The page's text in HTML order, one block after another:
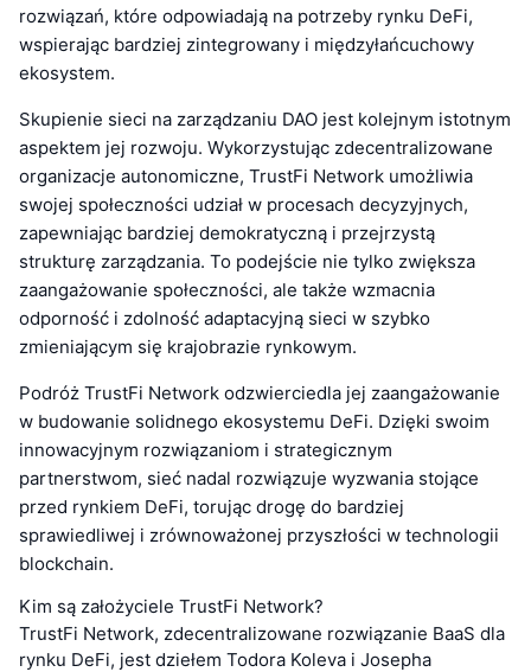
rozwiązań, które odpowiadają na potrzeby rynku DeFi,
wspierając bardziej zintegrowany i międzyłańcuchowy
ekosystem.
Skupienie sieci na zarządzaniu DAO jest kolejnym istotnym
aspektem jej rozwoju. Wykorzystując zdecentralizowane
organizacje autonomiczne, TrustFi Network umożliwia
swojej społeczności udział w procesach decyzyjnych,
zapewniając bardziej demokratyczną i przejrzystą
strukturę zarządzania. To podejście nie tylko zwiększa
zaangażowanie społeczności, ale także wzmacnia
odporność i zdolność adaptacyjną sieci w szybko
zmieniającym się krajobrazie rynkowym.
Podróż TrustFi Network odzwierciedla jej zaangażowanie
w budowanie solidnego ekosystemu DeFi. Dzięki swoim
innowacyjnym rozwiązaniom i strategicznym
partnerstwom, sieć nadal rozwiązuje wyzwania stojące
przed rynkiem DeFi, torując drogę do bardziej
sprawiedliwej i zrównoważonej przyszłości w technologii
blockchain.
Kim są założyciele TrustFi Network?
TrustFi Network, zdecentralizowane rozwiązanie BaaS dla
rynku DeFi, jest dziełem Todora Koleva i Josepha